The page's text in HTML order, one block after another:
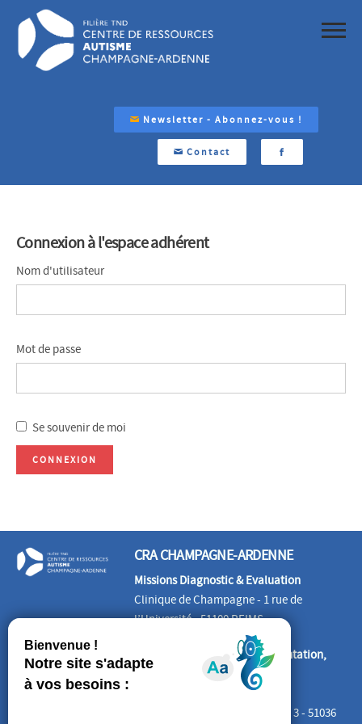
Newsletter - Abonnez-vous !
Contact
Connexion à l'espace adhérent
Nom d'utilisateur
Mot de passe
Se souvenir de moi
CRA CHAMPAGNE-ARDENNE
Missions Diagnostic & Evaluation
Clinique de Champagne - 1 rue de
l’Université - 51100 REIMS
Missions Information, Documentation,
Formation, Etudes
Cité Administrative Tirlet – Bât. 3 - 51036